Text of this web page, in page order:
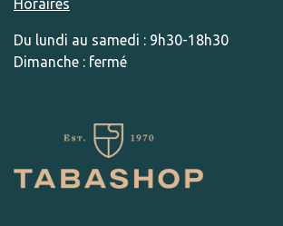
Horaires
Du lundi au samedi : 9h30-18h30
Dimanche : fermé